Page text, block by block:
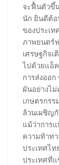
จะฟื้นตัวขึ้
นัก ยินดีต้อ
ของประเ
ภาพยนตร์
เศรษฐกิจ
ไปด้วยแอ็
การส่งออ
ผันอย่างไ
เกษตรกร
ล้วนเผชิญ
แม้ว่าการ
ความท้าท
ประเทศไ
ประเทศที่